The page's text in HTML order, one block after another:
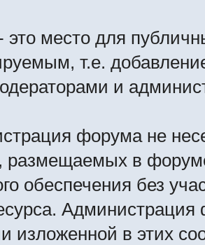
место для
т.е.
и
форума не
размещаемых в
обеспечения без
Администрация
изложенной в этих